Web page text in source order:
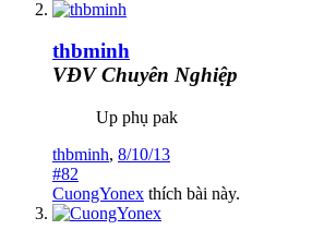
thbminh
VĐV Chuyên Nghiệp
Up phụ pak
thbminh, 8/10/13
#82
CuongYonex thích bài này.